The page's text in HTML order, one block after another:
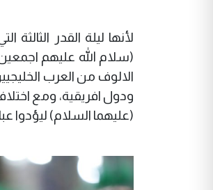
لأنها ليلة القدر
(سلام الله عليهم
الالوف من العرب
ودول افريقية، ومع
(عليهما السلام) ليؤدوا